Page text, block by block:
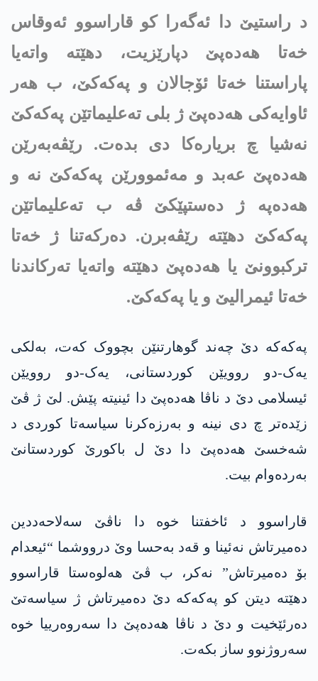
د راستیێ دا ئه‌گه‌را کو قاراسوو ئەوقاس
خەتا هه‌ده‌پێ دپارێزیت، دهێته‌ واتەیا
پاراستنا خەتا ئۆجالان و په‌كه‌كێ، ب هەر
ئاوایه‌كی هه‌ده‌پێ ژ بلی ته‌علیماتێن په‌كه‌كێ
نه‌شیا چ بریارەکا دی بده‌ت. رێڤەبەرێن
هه‌ده‌پێ عه‌بد و مه‌ئموورێن په‌كه‌كێ نە و
هه‌ده‌په‌ ژ دەستپێکێ ڤە ب ته‌علیماتێن
په‌كه‌كێ دهێته‌ رێڤەبرن. دەرکەتنا ژ خەتا
ترکبوونێ یا هه‌ده‌پێ دهێته‌ واتەیا تەرکاندنا
خەتا ئیمرالیێ و یا په‌كه‌كێ.
په‌كه‌كه‌ دێ چەند گوهارتنێن بچووک كه‌ت، بەلکی
یەک-دو روویێن کوردستانی، یەک-دو روویێن
ئیسلامی دێ د ناڤا هه‌ده‌پێ دا ئینیته‌ پێش. لێ ژ ڤێ
زێدەتر چ دی نینه‌ و به‌رزه‌كرنا سیاسەتا کوردی د
شەخسێ هه‌ده‌پێ دا دێ ل باکورێ کوردستانێ
به‌رده‌وام بیت.
قاراسوو د ئاخفتنا خوە دا ناڤێ سه‌لاحه‌ددین
دەمیرتاش نەئینا و قەد بەحسا وێ درووشما “ئیعدام
بۆ دەمیرتاش” نەکر، ب ڤێ هەلوەستا قاراسوو
دهێته‌ دیتن کو په‌كه‌كە دێ دەمیرتاش ژ سیاسەتێ
ده‌رئێخیت و دێ د ناڤا هه‌ده‌پێ دا سەروەرییا خوە
سه‌روژنوو ساز بکەت.